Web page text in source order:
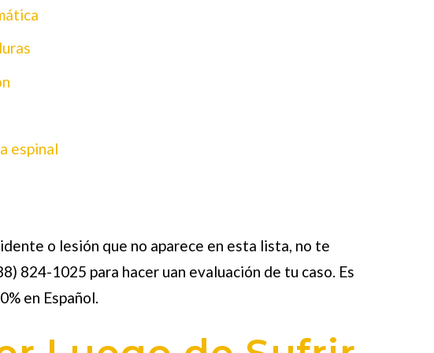
espinal
o lesión que no aparece en esta lista, no te
824-1025 para hacer uan evaluación de tu caso. Es
en Español.